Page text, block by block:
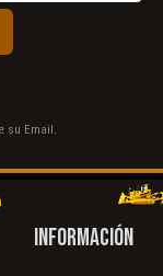
su Email.
INFORMACIÓN